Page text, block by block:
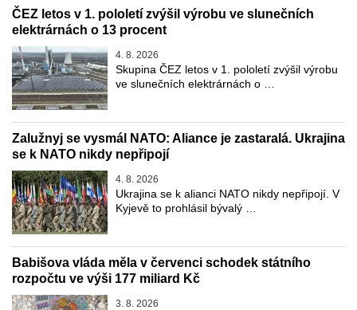
ČEZ letos v 1. pololetí zvýšil výrobu ve slunečních
elektrárnách o 13 procent
4. 8. 2026
Skupina ČEZ letos v 1. pololetí zvýšil výrobu
ve slunečních elektrárnách o …
Zalužnyj se vysmál NATO: Aliance je zastaralá. Ukrajina
se k NATO nikdy nepřipojí
4. 8. 2026
Ukrajina se k alianci NATO nikdy nepřipojí. V
Kyjevě to prohlásil bývalý …
Babišova vláda měla v červenci schodek státního
rozpočtu ve výši 177 miliard Kč
3. 8. 2026